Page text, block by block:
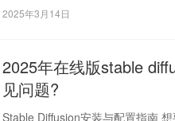
2025年3月14日
2025年在线版stable
见问题?
Stable Diffusion安装与配置指南